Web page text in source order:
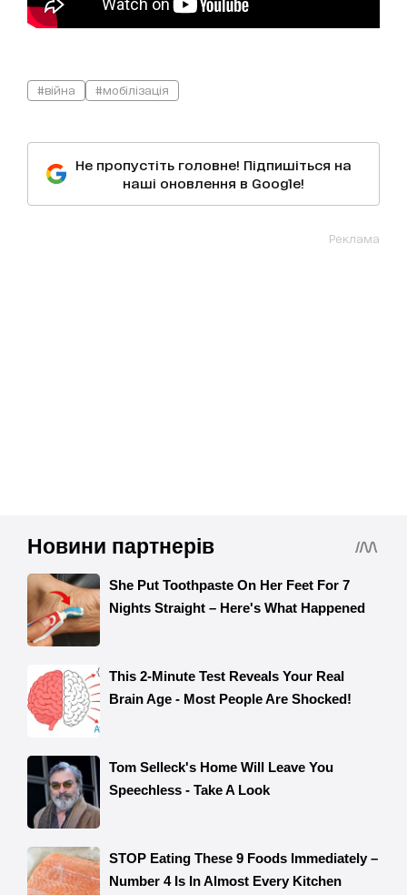
#війна #мобілізація
Не пропустіть головне! Підпишіться на
наші оновлення в Google!
Реклама